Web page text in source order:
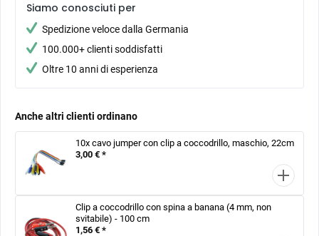
Siamo conosciuti per
Spedizione veloce dalla Germania
100.000+ clienti soddisfatti
Oltre 10 anni di esperienza
Anche altri clienti ordinano
10x cavo jumper con clip a coccodrillo, maschio, 22cm
3,00 € *
Clip a coccodrillo con spina a banana (4 mm, non
svitabile) - 100 cm
1,56 € *